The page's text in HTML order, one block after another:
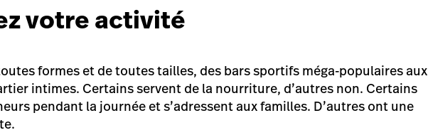
votre activité
formes et de toutes tailles, des bars sportifs méga-populaires aux
intimes. Certains servent de la nourriture, d’autres non. Certains
pendant la journée et s’adressent aux familles. D’autres ont une